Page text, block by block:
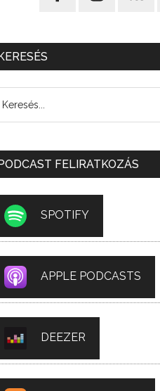
FELIRATKOZÁS
SPOTIFY
APPLE PODCASTS
DEEZER